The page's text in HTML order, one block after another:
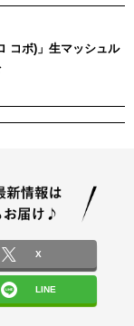
コボ)」生マッシュル
X
LINE